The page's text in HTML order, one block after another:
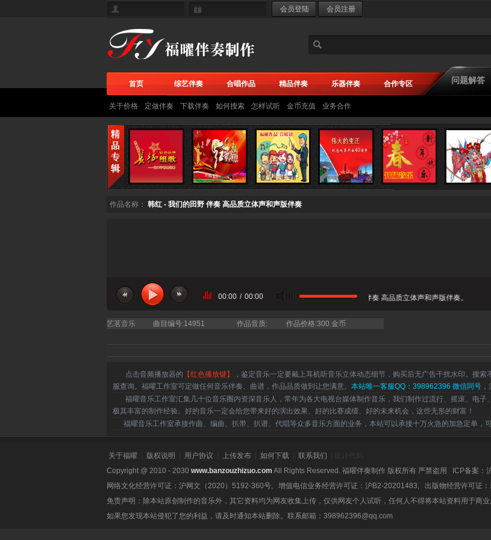
首页 综艺伴奏 合唱作品 精品伴奏 乐器伴奏 合作专区 问题解答
关于价格 定做伴奏 下载伴奏 如何搜索 怎样试听 金币充值 业务合作
作品名称： 韩红 - 我们的田野 伴奏 高品质立体声和声版伴奏
当前曲目：韩红 - 我们的田野 伴奏 高品质立体声和声版伴奏。
00:00 / 00:00
艺茗音乐 曲目编号:14951 作品音质: 作品价格:300 金币
点击音频播放器的 【红色播放键】
，鉴定音乐一定要戴上耳机听音乐立体动态细节，购买后无广告干扰水印。搜
服查询。福曜工作室可定做任何音乐伴奏、曲谱，作品品质做到让您满意。 本站唯一客服QQ：398962396 微信同号，
福曜音乐工作室汇集几十位音乐圈内资深音乐人，常年为各大电视台媒体制作音乐，我们制作过流行、摇滚、电子
极其丰富的制作经验。好的音乐一定会给您带来好的演出效果、好的比赛成绩、好的未来机会，这些无形的财富！
福曜音乐工作室承接作曲、编曲、扒带、扒谱、代唱等众多音乐方面的业务，本站可以承接十万火急的加急定单，
关于福曜 版权说明 用户协议 上传发布 如何下载 联系我们
Copyright @ 2010 - 2030 www.banzouzhizuo.com All Rights Reserved. 福曜伴奏制作 版权所有 严禁盗用 ICP备案：
网络文化经营许可证：沪网文（2020）5192-360号, 增值电信业务经营许可证：沪B2-20201483, 出版物经营许可证
免责声明：除本站原创制作的音乐外，其它资料均为网友收集上传，仅供网友个人试听，任何人不得将本站资料用于商
如果您发现本站侵犯了您的利益，请及时通知本站删除。联系邮箱：398962396@qq.com